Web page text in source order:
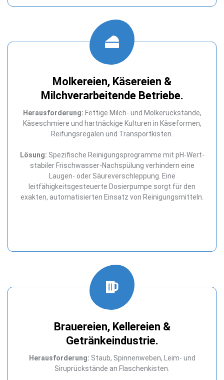
Molkereien, Käsereien &
Milchverarbeitende Betriebe.
Herausforderung: Fettige Milch- und Molkerückstände,
Käseschmiere und hartnäckige Kulturen in Käseformen,
Reifungsregalen und Transportkisten.
Lösung: Spezifische Reinigungsprogramme mit pH-Wert-
stabiler Frischwasser-Nachspülung verhindern eine
Laugen- oder Säureverschleppung. Eine
leitfähigkeitsgesteuerte Dosierpumpe sorgt für den
exakten, automatisierten Einsatz von Reinigungsmitteln.
Brauereien, Kellereien &
Getränkeindustrie.
Herausforderung: Staub, Spinnenweben, Leim- und
Siruprückstände an Flaschenkisten.